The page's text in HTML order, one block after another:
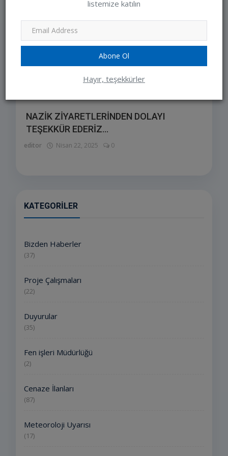
listemize katılın
Abone Ol
Hayır, teşekkürler
NAZİK ZİYARETLERİNDEN DOLAYI
TEŞEKKÜR EDERİZ...
editor Nisan 22, 2025 0
KATEGORILER
Bizden Haberler
(37)
Proje Çalışmaları
(22)
Duyurular
(35)
Fen işleri Müdürlüğü
(2)
Cenaze İlanları
(87)
Meteoroloji Uyarısı
(17)